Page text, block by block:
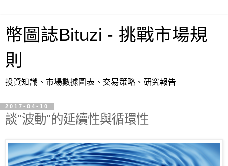
幣圖誌Bituzi - 挑戰市場規
則
投資知識、市場數據圖表、交易策略、研究報告
2017-04-10
談"波動"的延續性與循環性